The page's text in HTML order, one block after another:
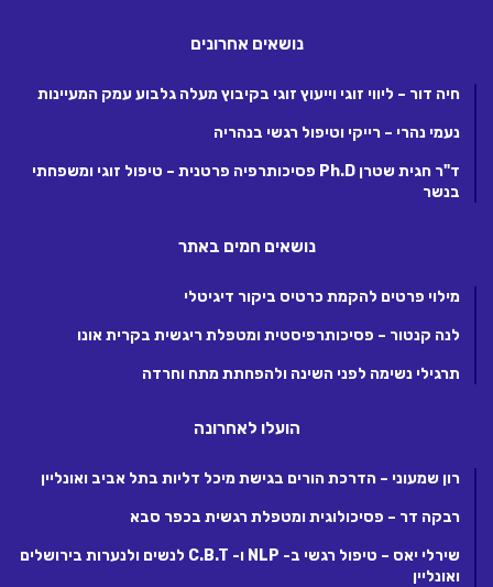
נושאים אחרונים
חיה דור – ליווי זוגי וייעוץ זוגי בקיבוץ מעלה גלבוע עמק המעיינות
נעמי נהרי – רייקי וטיפול רגשי בנהריה
ד"ר חגית שטרן Ph.D פסיכותרפיה פרטנית – טיפול זוגי ומשפחתי
בנשר
נושאים חמים באתר
מילוי פרטים להקמת כרטיס ביקור דיגיטלי
לנה קנטור – פסיכותרפיסטית ומטפלת ריגשית בקרית אונו
תרגילי נשימה לפני השינה ולהפחתת מתח וחרדה
הועלו לאחרונה
רון שמעוני – הדרכת הורים בגישת מיכל דליות בתל אביב ואונליין
רבקה דר – פסיכולוגית ומטפלת רגשית בכפר סבא
שירלי יאס – טיפול רגשי ב- NLP ו- C.B.T לנשים ולנערות בירושלים
ואונליין